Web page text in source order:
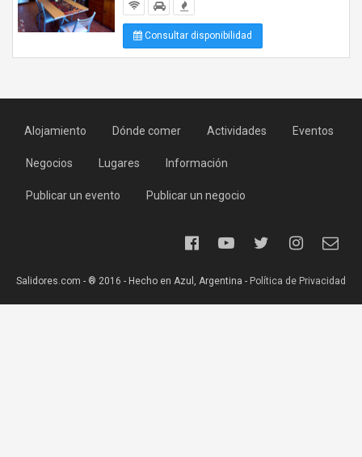
Consultar disponibilidad
Alojamiento Dónde comer Actividades Eventos
Negocios Lugares Información
Publicar un evento Publicar un negocio
Salidores.com - ® 2016 - Hecho en Azul, Argentina - Política de Privacidad